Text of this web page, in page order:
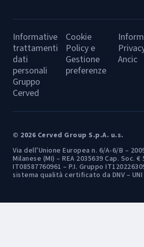
Informative
trattamenti
dati
personali
Gruppo
Cerved
Cookie
Policy e
Gestione
preferenze
Ancic
© 2026 Cerved Group S.p.A. u.s.
Via dell’Unione Europea n. 6/A-6/B –
Milanese (MI) – REA 2035639 Cap. Soc. €
IT08587760961 – P.I. Gruppo
sistema qualità certificato da DNV – UNI